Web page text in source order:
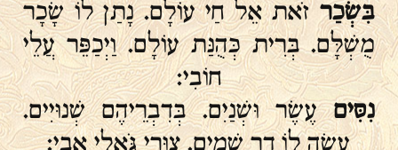
בִּשְׂכַרזֹאת אֵל חַי עוֹלָם. נָתַן לוֹ שָׂכָר
מֻשְׁלָּם. בְּרִית כְּהֻנַּת עוֹלָם. וַיְכַפֵּר עֲלֵי
חוֹבִי:
נִסִּיםעֶשֶׂר וּשְׁנַיִם. בְּדִבְרֵיהֶם שְׁנוּיִים.